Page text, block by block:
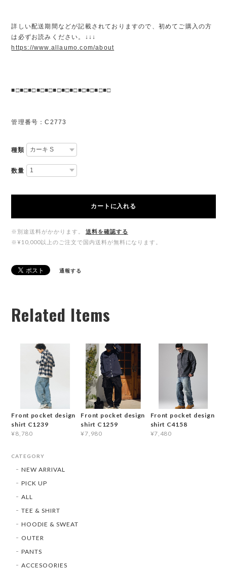
詳しい配送期間などが記載されておりますので、初めてご購入の方
は必ずお読みください。↓↓↓
https://www.allaumo.com/about
■□■□■□■□■□■□■□■□■□■□■□■□
管理番号：C2773
種類
数量
カートに入れる
※別途送料がかかります。
送料を確認する
※¥10,000以上のご注文で国内送料が無料になります。
通報する
Related Items
Front pocket design
shirt C1239
¥8,780
Front pocket design
shirt C1259
¥7,980
Front pocket design
shirt C4158
¥7,480
CATEGORY
NEW ARRIVAL
PICK UP
ALL
TEE & SHIRT
HOODIE & SWEAT
OUTER
PANTS
ACCESOORIES